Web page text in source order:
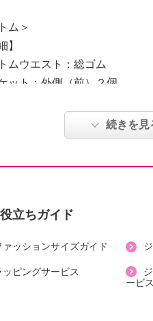
ム＞
】
ムウエスト：総ゴム
ット：外側（前）２個
ンテナンス（絵表示ラベル）】
乾燥：日陰の吊り干し
イクリーニング：不可
差あり】
続きを見
立ちガイド
ァッションサイズガイド
ッピングサービス
ービス